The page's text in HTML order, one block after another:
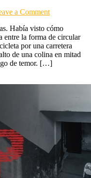
a Commenton
bicicleta
por
el
corazón
de
Había visto cómo
entre la forma de circular
por una carretera
de una colina en mitad
de temor. […]